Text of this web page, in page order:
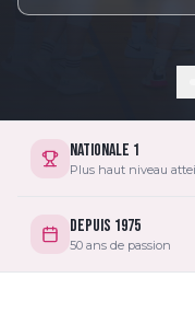
Nationale 1
Plus haut niveau
Depuis 1975
50 ans de passion